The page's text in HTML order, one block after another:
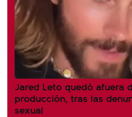
Jared Leto quedó afuera
producción, tras las
sexual